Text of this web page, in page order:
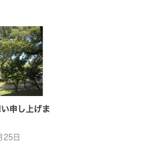
申し上げま
25日